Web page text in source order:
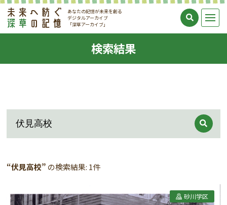
あなたの記憶が未来を創る
デジタルアーカイブ
「深草アーカイブ」
検索結果
“伏見高校” の検索結果: 1件
砂川学区